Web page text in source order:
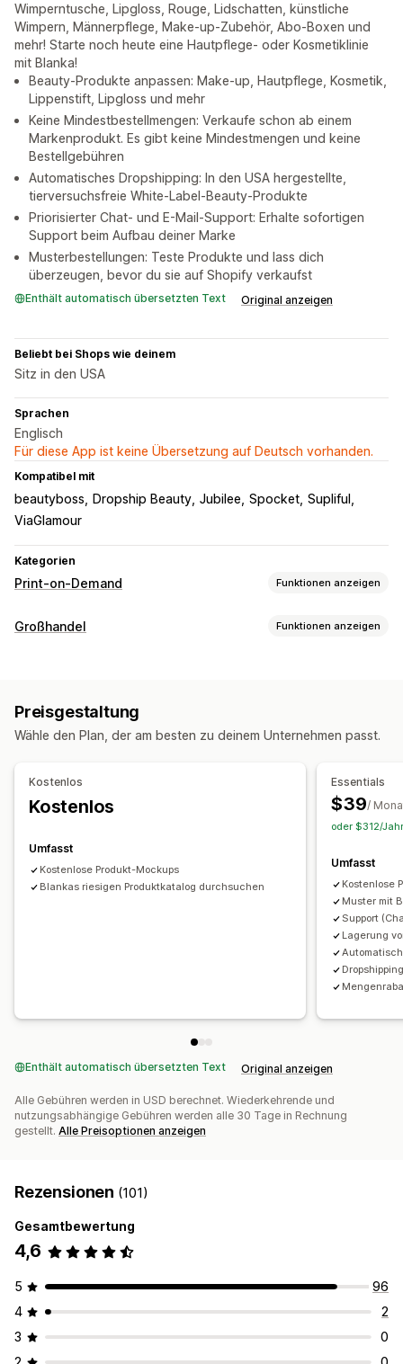
Wimperntusche, Lipgloss, Rouge, Lidschatten, künstliche
Wimpern, Männerpflege, Make-up-Zubehör, Abo-Boxen und
mehr! Starte noch heute eine Hautpflege- oder Kosmetiklinie
mit Blanka!
Beauty-Produkte anpassen: Make-up, Hautpflege, Kosmetik,
Lippenstift, Lipgloss und mehr
Keine Mindestbestellmengen: Verkaufe schon ab einem
Markenprodukt. Es gibt keine Mindestmengen und keine
Bestellgebühren
Automatisches Dropshipping: In den USA hergestellte,
tierversuchsfreie White-Label-Beauty-Produkte
Priorisierter Chat- und E-Mail-Support: Erhalte sofortigen
Support beim Aufbau deiner Marke
Musterbestellungen: Teste Produkte und lass dich
überzeugen, bevor du sie auf Shopify verkaufst
Enthält automatisch übersetzten Text Original anzeigen
Beliebt bei Shops wie deinem
Sitz in den USA
Sprachen
Englisch
Für diese App ist keine Übersetzung auf Deutsch vorhanden.
Kompatibel mit
beautyboss Dropship Beauty Jubilee Spocket Supliful
ViaGlamour
Kategorien
Print-on-Demand Funktionen anzeigen
Produktanpassung
Produkte
Allover-Print
Umweltfreundlich Bio
Diskrete Verpackung
Benutzerdefinierter Versand
Nachverfolgung von Bestellungen
Großhandel Funktionen anzeigen
Bestellverwaltung
Preisgestaltung
Wähle den Plan, der am besten zu deinem Unternehmen passt.
Kostenlos
Kostenlos
Umfasst
Kostenlose Produkt-Mockups
Blankas riesigen Produktkatalog durchsuchen
Essentials
$39/
oder $312/
Umfasst
Kostenlose
Muster mit
Support
Lagerung
Enthält automatisch übersetzten Text Original anzeigen
Alle Gebühren werden in USD berechnet. Wiederkehrende und
nutzungsabhängige Gebühren werden alle 30 Tage in Rechnung
gestellt. Alle Preisoptionen anzeigen
Rezensionen (101)
Gesamtbewertung
4,6
5
96
4
2
3
0